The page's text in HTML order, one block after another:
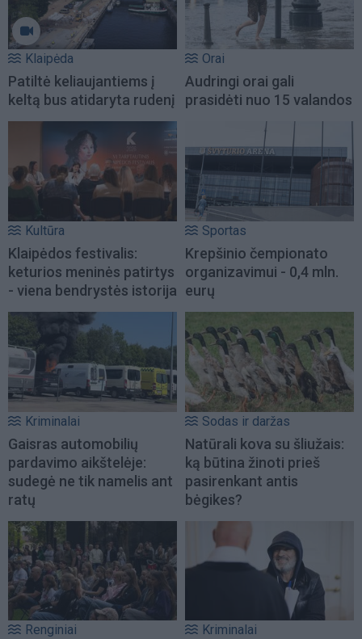
Klaipėda
Patiltė keliaujantiems į
keltą bus atidaryta rudenį
Orai
Audringi orai gali
prasidėti nuo 15 valandos
Kultūra
Klaipėdos festivalis:
keturios meninės patirtys
- viena bendrystės istorija
Sportas
Krepšinio čempionato
organizavimui - 0,4 mln.
eurų
Kriminalai
Gaisras automobilių
pardavimo aikštelėje:
sudegė ne tik namelis ant
ratų
Sodas ir daržas
Natūrali kova su šliužais:
ką būtina žinoti prieš
pasirenkant antis
bėgikes?
Renginiai Kriminalai